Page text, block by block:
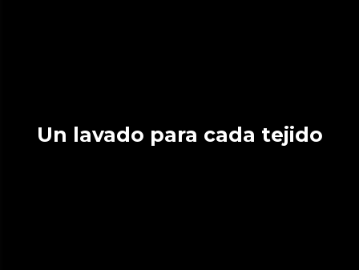
Un lavado para cada tejido